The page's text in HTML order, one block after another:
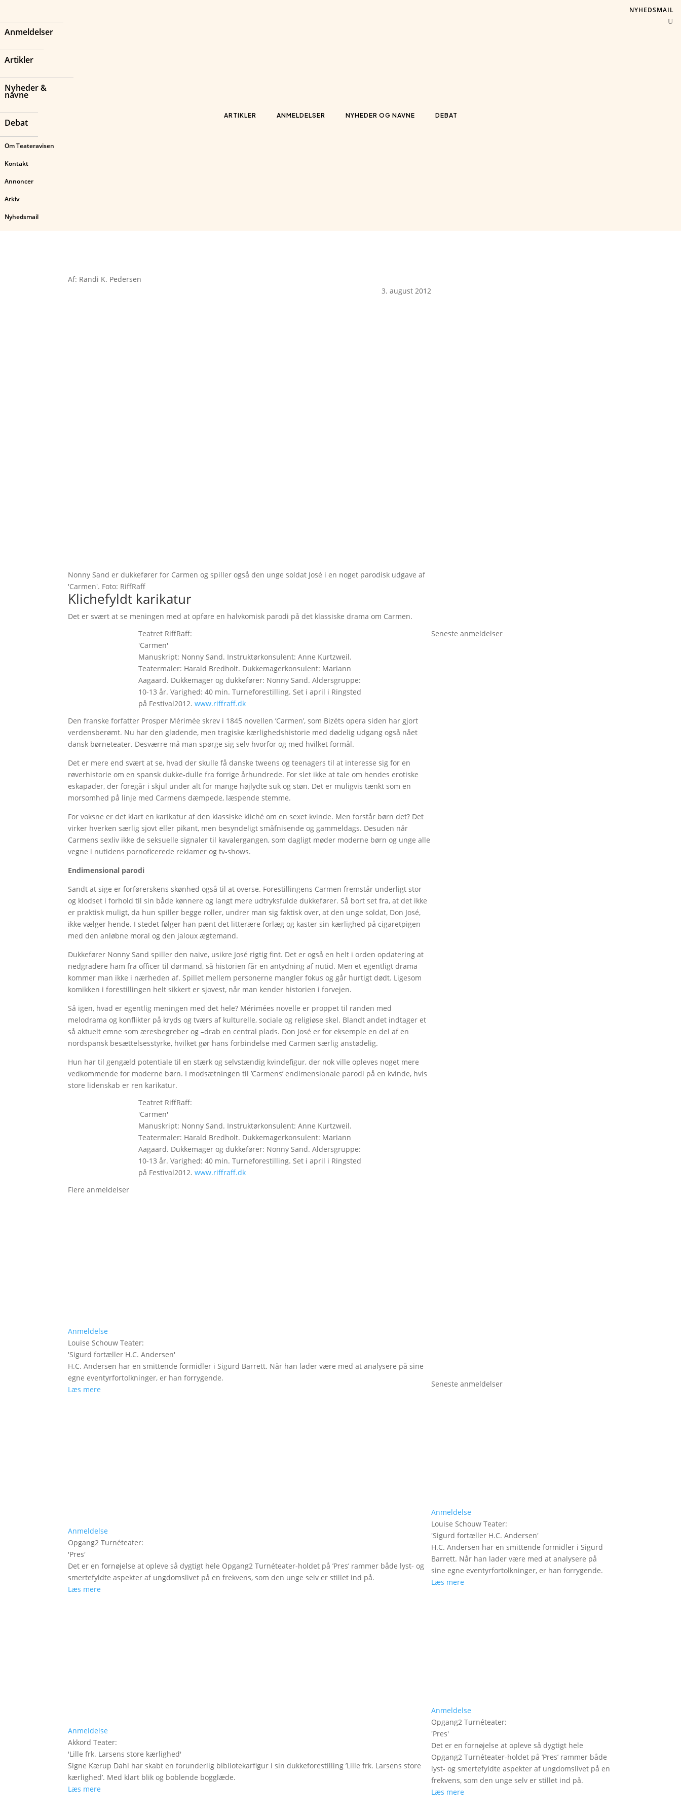
Anmeldelser
Artikler
Nyheder &
navne
Debat
Om Teateravisen
Kontakt
Annoncer
Arkiv
Nyhedsmail
ARTIKLER ANMELDELSER NYHEDER OG NAVNE DEBAT
NYHEDSMAIL
Af: Randi K. Pedersen
3. august 2012
Nonny Sand er dukkefører for Carmen og spiller også den unge soldat José i en noget parodisk udgave af
'Carmen'. Foto: RiffRaff
Klichefyldt karikatur
Det er svært at se meningen med at opføre en halvkomisk parodi på det klassiske drama om Carmen.
Teatret RiffRaff:
'Carmen'
Manuskript: Nonny Sand. Instruktørkonsulent: Anne Kurtzweil.
Teatermaler: Harald Bredholt. Dukkemagerkonsulent: Mariann
Aagaard. Dukkemager og dukkefører: Nonny Sand. Aldersgruppe:
10-13 år. Varighed: 40 min. Turneforestilling. Set i april i Ringsted
på Festival2012. www.riffraff.dk
Den franske forfatter Prosper Mérimée skrev i 1845 novellen ’Carmen’, som Bizéts opera siden har gjort
verdensberømt. Nu har den glødende, men tragiske kærlighedshistorie med dødelig udgang også nået
dansk børneteater. Desværre må man spørge sig selv hvorfor og med hvilket formål.
Det er mere end svært at se, hvad der skulle få danske tweens og teenagers til at interesse sig for en
røverhistorie om en spansk dukke-dulle fra forrige århundrede. For slet ikke at tale om hendes erotiske
eskapader, der foregår i skjul under alt for mange højlydte suk og støn. Det er muligvis tænkt som en
morsomhed på linje med Carmens dæmpede, læspende stemme.
For voksne er det klart en karikatur af den klassiske kliché om en sexet kvinde. Men forstår børn det? Det
virker hverken særlig sjovt eller pikant, men besyndeligt småfnisende og gammeldags. Desuden når
Carmens sexliv ikke de seksuelle signaler til kavalergangen, som dagligt møder moderne børn og unge alle
vegne i nutidens pornoficerede reklamer og tv-shows.
Endimensional parodi
Sandt at sige er forførerskens skønhed også til at overse. Forestillingens Carmen fremstår underligt stor
og klodset i forhold til sin både kønnere og langt mere udtryksfulde dukkefører. Så bort set fra, at det ikke
er praktisk muligt, da hun spiller begge roller, undrer man sig faktisk over, at den unge soldat, Don José,
ikke vælger hende. I stedet følger han pænt det litterære forlæg og kaster sin kærlighed på cigaretpigen
med den anløbne moral og den jaloux ægtemand.
Dukkefører Nonny Sand spiller den naive, usikre José rigtig fint. Det er også en helt i orden opdatering at
nedgradere ham fra officer til dørmand, så historien får en antydning af nutid. Men et egentligt drama
kommer man ikke i nærheden af. Spillet mellem personerne mangler fokus og går hurtigt dødt. Ligesom
komikken i forestillingen helt sikkert er sjovest, når man kender historien i forvejen.
Så igen, hvad er egentlig meningen med det hele? Mérimées novelle er proppet til randen med
melodrama og konflikter på kryds og tværs af kulturelle, sociale og religiøse skel. Blandt andet indtager et
så aktuelt emne som æresbegreber og –drab en central plads. Don José er for eksemple en del af en
nordspansk besættelsesstyrke, hvilket gør hans forbindelse med Carmen særlig anstødelig.
Hun har til gengæld potentiale til en stærk og selvstændig kvindefigur, der nok ville opleves noget mere
vedkommende for moderne børn. I modsætningen til ’Carmens’ endimensionale parodi på en kvinde, hvis
store lidenskab er ren karikatur.
Teatret RiffRaff:
'Carmen'
Manuskript: Nonny Sand. Instruktørkonsulent: Anne Kurtzweil.
Teatermaler: Harald Bredholt. Dukkemagerkonsulent: Mariann
Aagaard. Dukkemager og dukkefører: Nonny Sand. Aldersgruppe:
10-13 år. Varighed: 40 min. Turneforestilling. Set i april i Ringsted
på Festival2012. www.riffraff.dk
Flere anmeldelser
Anmeldelse
Louise Schouw Teater:
'Sigurd fortæller H.C. Andersen'
H.C. Andersen har en smittende formidler i Sigurd Barrett. Når han lader være med at analysere på sine
egne eventyrfortolkninger, er han forrygende.
Læs mere
Anmeldelse
Opgang2 Turnéteater:
'Pres'
Det er en fornøjelse at opleve så dygtigt hele Opgang2 Turnéteater-holdet på ’Pres’ rammer både lyst- og
smertefyldte aspekter af ungdomslivet på en frekvens, som den unge selv er stillet ind på.
Læs mere
Anmeldelse
Akkord Teater:
'Lille frk. Larsens store kærlighed'
Signe Kærup Dahl har skabt en forunderlig bibliotekarfigur i sin dukkeforestilling ’Lille frk. Larsens store
kærlighed’. Med klart blik og boblende bogglæde.
Læs mere
Seneste anmeldelser
Seneste anmeldelser
Anmeldelse
Louise Schouw Teater:
'Sigurd fortæller H.C. Andersen'
H.C. Andersen har en smittende formidler i Sigurd
Barrett. Når han lader være med at analysere på
sine egne eventyrfortolkninger, er han forrygende.
Læs mere
Anmeldelse
Opgang2 Turnéteater:
'Pres'
Det er en fornøjelse at opleve så dygtigt hele
Opgang2 Turnéteater-holdet på ’Pres’ rammer både
lyst- og smertefyldte aspekter af ungdomslivet på en
frekvens, som den unge selv er stillet ind på.
Læs mere